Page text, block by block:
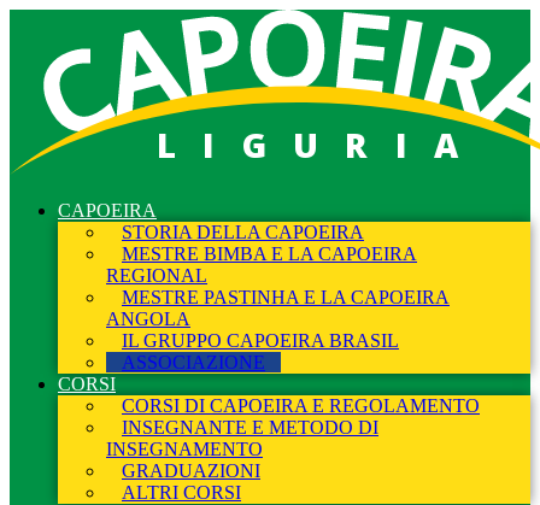
LIGURIA
CAPOEIRA
STORIA DELLA CAPOEIRA
MESTRE BIMBA E LA CAPOEIRA
REGIONAL
MESTRE PASTINHA E LA CAPOEIRA
ANGOLA
IL GRUPPO CAPOEIRA BRASIL
ASSOCIAZIONE
CORSI
CORSI DI CAPOEIRA E REGOLAMENTO
INSEGNANTE E METODO DI
INSEGNAMENTO
GRADUAZIONI
ALTRI CORSI